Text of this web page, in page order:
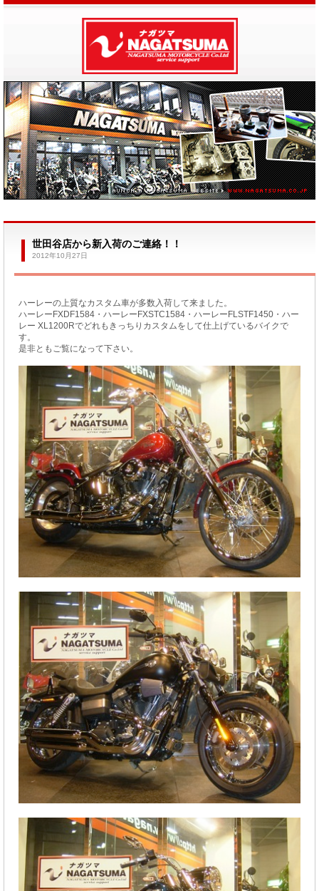
世田谷店から新入荷のご連絡！！
2012年10月27日
ハーレーの上質なカスタム車が多数入荷して来ました。
ハーレーFXDF1584・ハーレーFXSTC1584・ハーレーFLSTF1450・ハー
レー XL1200Rでどれもきっちりカスタムをして仕上げているバイクで
す。
是非ともご覧になって下さい。